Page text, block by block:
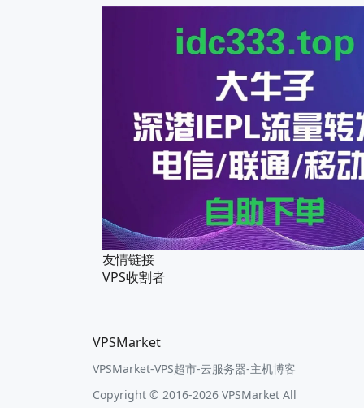
友情链接
VPS收割者
VPSMarket
VPSMarket-VPS超市-云服务器-主机博客
Copyright © 2016-2026 VPSMarket All